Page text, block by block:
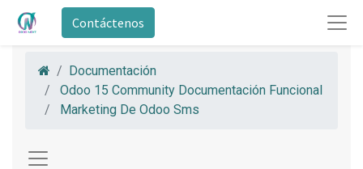
Contáctenos
Documentación
Odoo 15 Community Documentación Funcional
Marketing De Odoo Sms